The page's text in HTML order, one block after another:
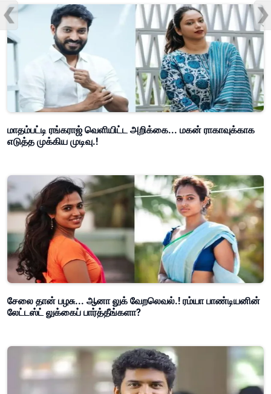
மாதம்பட்டி ரங்கராஜ் வெளியிட்ட அறிக்கை... மகன் ராகாவுக்காக
எடுத்த முக்கிய முடிவு.!
சேலை தான் பழசு... ஆனா லுக் வேறலெவல்.! ரம்யா பாண்டியனின்
லேட்டஸ்ட் லுக்கைப் பார்த்தீங்களா?